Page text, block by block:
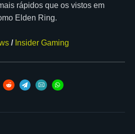
rápidos que os vistos em
Elden Ring.
/ Insider Gaming